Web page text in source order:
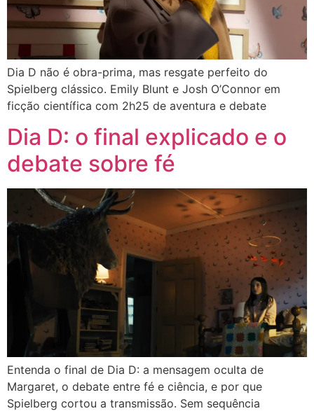
Dia D não é obra-prima, mas resgate perfeito do
Spielberg clássico. Emily Blunt e Josh O’Connor em
ficção científica com 2h25 de aventura e debate
Dia D: o final explicado e o
debate sobre fé
Entenda o final de Dia D: a mensagem oculta de
Margaret, o debate entre fé e ciência, e por que
Spielberg cortou a transmissão. Sem sequência